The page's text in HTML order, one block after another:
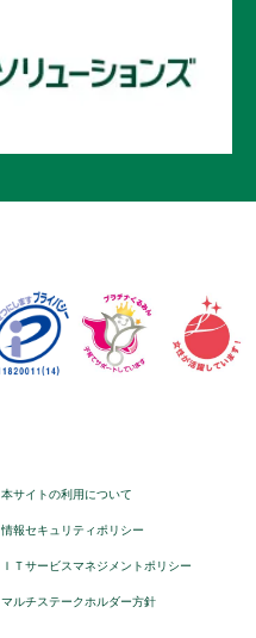
本サイトの利用について
情報セキュリティポリシー
ＩＴサービスマネジメントポリシー
マルチステークホルダー方針